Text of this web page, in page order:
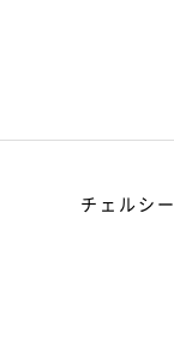
チェルシー